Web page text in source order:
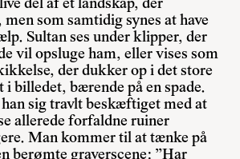
del af et landskap, der
som samtidig synes at have
Sultan ses under klipper, der
vil opsluge ham, eller vises som
der dukker op i det store
i billedet, bærende på en spade.
sig travlt beskæftiget med at
allerede forfaldne ruiner
Man kommer til at tænke på
berømte graverscene: ”Har